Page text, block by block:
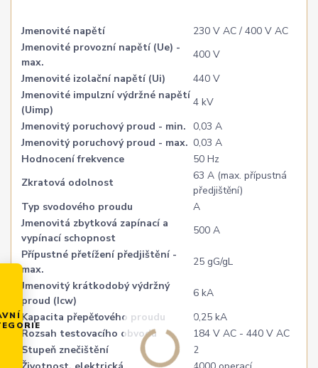
Jmenovité napětí
230 V AC / 400 V AC
Jmenovité provozní napětí (Ue) -
max.
400 V
Jmenovité izolační napětí (Ui)
440 V
Jmenovité impulzní výdržné napětí
(Uimp)
4 kV
Jmenovitý poruchový proud - min.
0,03 A
Jmenovitý poruchový proud - max. 0,03 A
Hodnocení frekvence
50 Hz
Zkratová odolnost
63 A (max. přípustná
předjištění)
Typ svodového proudu
A
Jmenovitá zbytková zapínací a
vypínací schopnost
500 A
Přípustné přetížení předjištění -
max.
25 gG/gL
Jmenovitý krátkodobý výdržný
proud (Icw)
6 kA
Kapacita přepěťového proudu
0,25 kA
Rozsah testovacího obvodu
184 V AC - 440 V AC
Stupeň znečištění
2